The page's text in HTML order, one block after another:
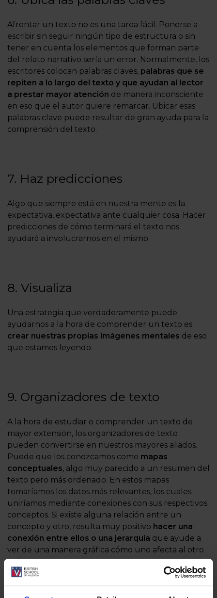
Afrontar un texto no es una tarea fácil. Ponerse a
escribir sin seguir ningún tipo de estructura o sin
tener en cuenta los elementos que forman parte
del relato narrativo sería un error. Normalmente, los
escritores colocan palabras claves, palabras que se
repiten a lo largo del texto y que ayudan al lector
a prestar mayor atención de manera inconsciente
en eso que el autor quiere remarcar. Ubicar esas
palabras clave puede resultar de gran ayuda para la
comprensión del texto.
7. Haz predicciones
Algo que siempre está en nuestra mente es la
expectativa, expectativa ante cualquier cosa. Hacer
predicciones de cómo terminará el texto nos
ayudará a involucrarnos en el mismo.
8. Visualiza
Una estrategia que verdaderamente puede
ayudarnos a la hora de comprender un texto es
crear nuestras propias imágenes mentales de eso
que estamos leyendo.
9. Organizadores de texto
A la hora de estudiar o comprender un texto de
mayor extensión, los organizadores de texto
pueden convertirse en nuestros mayores aliados.
Puede que los conozcamos como mapas
conceptuales, algo muy parecido a un resumen del
texto pero más ordenado. En estos mapas
tomaríamos los datos más relevantes, los cuales
uniríamos mediante conexiones con sus respectivos
conceptos. Si existe alguna relación entre un
concepto y otro, resulta muy positivo hacer una
conexión entre ellos o una jerarquía que ayude a
ver de una manera gráfica cómo uno afecta al otro
y viceversa.